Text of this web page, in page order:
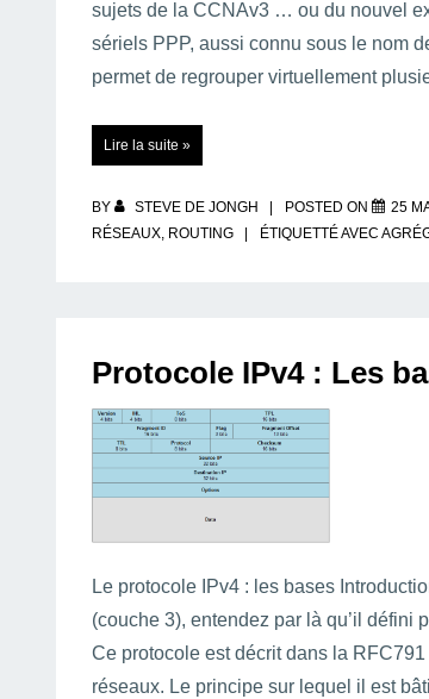
sujets de la CCNAv3 … ou du nouvel
sériels PPP, aussi connu sous le nom
permet de regrouper virtuellement
Multilink
:
liaisons
PPP
Lire la suite »
BY STEVE DE JONGH POSTED ON 25
RÉSEAUX, ROUTING ÉTIQUETTÉ AVEC
Protocole IPv4 : Les
Le protocole IPv4 : les bases
(couche 3), entendez par là qu’il défini
Ce protocole est décrit dans la
réseaux. Le principe sur lequel il est